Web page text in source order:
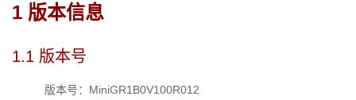
1 版本信息
1.1 版本号
版本号： MiniGR1B0V100R012